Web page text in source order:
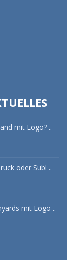
mit Logo? ..
oder Subl ..
mit Logo ..